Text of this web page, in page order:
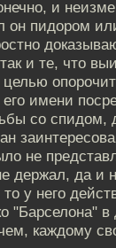
и
он пидором
и те, что
имени
со спидом,
не
держал, да и
у него
"Барселона" в
каждому